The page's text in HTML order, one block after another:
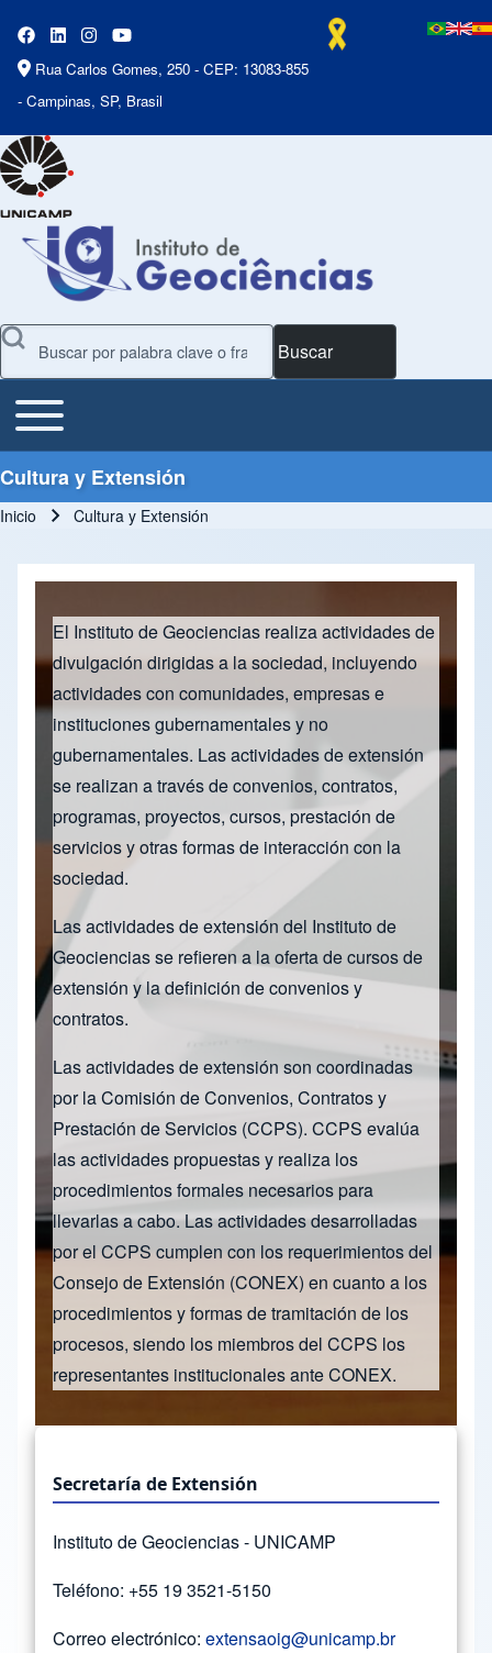
Rua Carlos Gomes, 250 - CEP: 13083-855
- Campinas, SP, Brasil
Buscar
Main Menu
Toggle main menu
Cultura y Extensión
Inicio Cultura y Extensión
El Instituto de Geociencias realiza actividades de
divulgación dirigidas a la sociedad, incluyendo
actividades con comunidades, empresas e
instituciones gubernamentales y no
gubernamentales. Las actividades de extensión
se realizan a través de convenios, contratos,
programas, proyectos, cursos, prestación de
servicios y otras formas de interacción con la
sociedad.
Las actividades de extensión del Instituto de
Geociencias se refieren a la oferta de cursos de
extensión y la definición de convenios y
contratos.
Las actividades de extensión son coordinadas
por la Comisión de Convenios, Contratos y
Prestación de Servicios (CCPS). CCPS evalúa
las actividades propuestas y realiza los
procedimientos formales necesarios para
llevarlas a cabo. Las actividades desarrolladas
por el CCPS cumplen con los requerimientos del
Consejo de Extensión (CONEX) en cuanto a los
procedimientos y formas de tramitación de los
procesos, siendo los miembros del CCPS los
representantes institucionales ante CONEX.
Secretaría de Extensión
Instituto de Geociencias - UNICAMP
Teléfono: +55 19 3521-5150
Correo electrónico: extensaoig@unicamp.br